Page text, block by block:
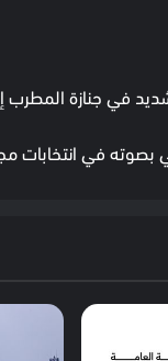
في جنازة المطرب
بصوته في انتخابات